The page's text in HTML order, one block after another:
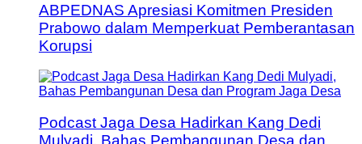
ABPEDNAS Apresiasi Komitmen Presiden
Prabowo dalam Memperkuat Pemberantasan
Korupsi
Podcast Jaga Desa Hadirkan Kang Dedi
Mulyadi, Bahas Pembangunan Desa dan